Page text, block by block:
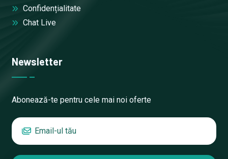
Confidențialitate
Chat Live
Newsletter
Abonează-te pentru cele mai noi oferte